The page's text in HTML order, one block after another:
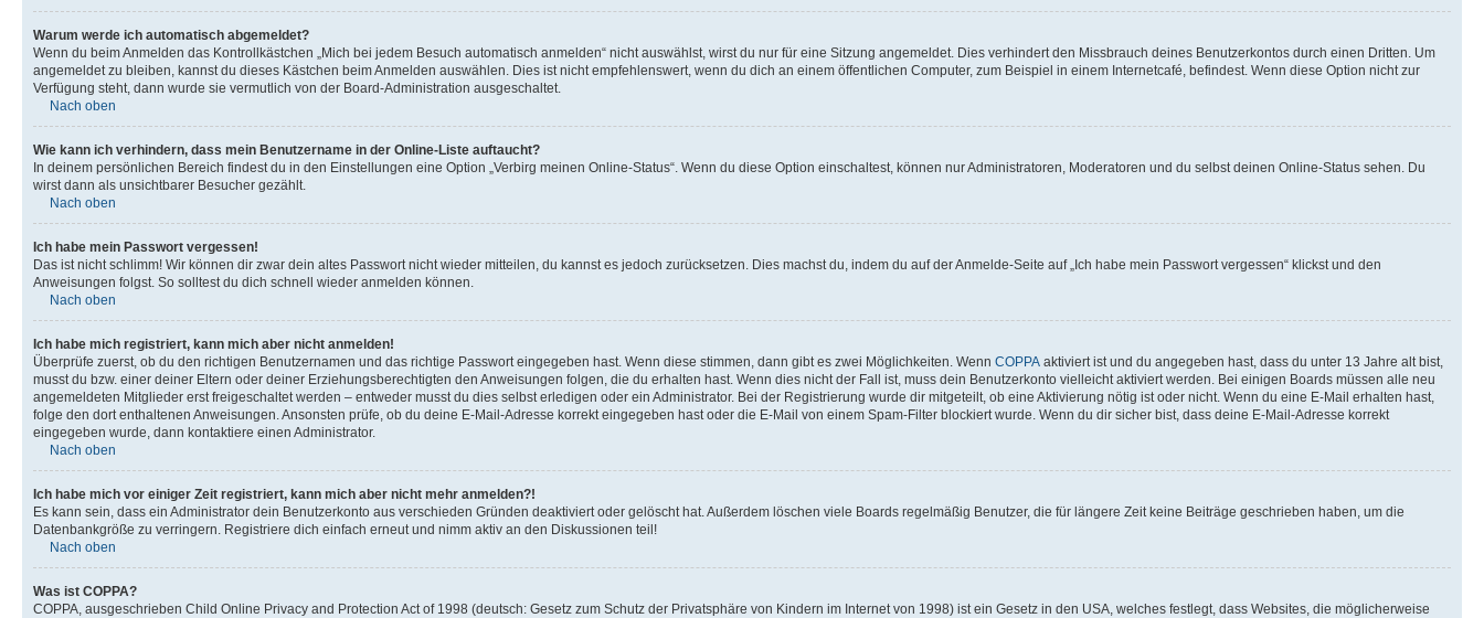
Warum werde ich automatisch abgemeldet?
Wenn du beim Anmelden das Kontrollkästchen „Mich bei jedem Besuch automatisch anmelden“ nicht auswählst, wirst du nur für eine Sitzung angemeldet. Dies verhindert den Missbrauch deines Benutzerkontos durch einen Dritten. Um
angemeldet zu bleiben, kannst du dieses Kästchen beim Anmelden auswählen. Dies ist nicht empfehlenswert, wenn du dich an einem öffentlichen Computer, zum Beispiel in einem Internetcafé, befindest. Wenn diese Option nicht zur
Verfügung steht, dann wurde sie vermutlich von der Board-Administration ausgeschaltet.
Nach oben
Wie kann ich verhindern, dass mein Benutzername in der Online-Liste auftaucht?
In deinem persönlichen Bereich findest du in den Einstellungen eine Option „Verbirg meinen Online-Status“. Wenn du diese Option einschaltest, können nur Administratoren, Moderatoren und du selbst deinen Online-Status sehen. Du
wirst dann als unsichtbarer Besucher gezählt.
Nach oben
Ich habe mein Passwort vergessen!
Das ist nicht schlimm! Wir können dir zwar dein altes Passwort nicht wieder mitteilen, du kannst es jedoch zurücksetzen. Dies machst du, indem du auf der Anmelde-Seite auf „Ich habe mein Passwort vergessen“ klickst und den
Anweisungen folgst. So solltest du dich schnell wieder anmelden können.
Nach oben
Ich habe mich registriert, kann mich aber nicht anmelden!
Überprüfe zuerst, ob du den richtigen Benutzernamen und das richtige Passwort eingegeben hast. Wenn diese stimmen, dann gibt es zwei Möglichkeiten. Wenn COPPA aktiviert ist und du angegeben hast, dass du unter 13 Jahre alt bist,
musst du bzw. einer deiner Eltern oder deiner Erziehungsberechtigten den Anweisungen folgen, die du erhalten hast. Wenn dies nicht der Fall ist, muss dein Benutzerkonto vielleicht aktiviert werden. Bei einigen Boards müssen alle neu
angemeldeten Mitglieder erst freigeschaltet werden – entweder musst du dies selbst erledigen oder ein Administrator. Bei der Registrierung wurde dir mitgeteilt, ob eine Aktivierung nötig ist oder nicht. Wenn du eine E-Mail erhalten hast,
folge den dort enthaltenen Anweisungen. Ansonsten prüfe, ob du deine E-Mail-Adresse korrekt eingegeben hast oder die E-Mail von einem Spam-Filter blockiert wurde. Wenn du dir sicher bist, dass deine E-Mail-Adresse korrekt
eingegeben wurde, dann kontaktiere einen Administrator.
Nach oben
Ich habe mich vor einiger Zeit registriert, kann mich aber nicht mehr anmelden?!
Es kann sein, dass ein Administrator dein Benutzerkonto aus verschieden Gründen deaktiviert oder gelöscht hat. Außerdem löschen viele Boards regelmäßig Benutzer, die für längere Zeit keine Beiträge geschrieben haben, um die
Datenbankgröße zu verringern. Registriere dich einfach erneut und nimm aktiv an den Diskussionen teil!
Nach oben
Was ist COPPA?
COPPA, ausgeschrieben Child Online Privacy and Protection Act of 1998 (deutsch: Gesetz zum Schutz der Privatsphäre von Kindern im Internet von 1998) ist ein Gesetz in den USA, welches festlegt, dass Websites, die möglicherweise